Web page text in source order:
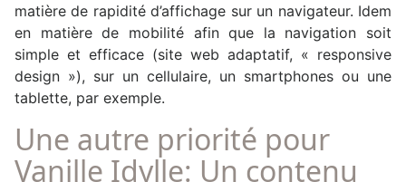
matière de rapidité d’affichage sur un navigateur. Idem
en matière de mobilité afin que la navigation soit
simple et efficace (site web adaptatif, « responsive
design »), sur un cellulaire, un smartphones ou une
tablette, par exemple.
Une autre priorité pour
Vanille Idylle: Un contenu